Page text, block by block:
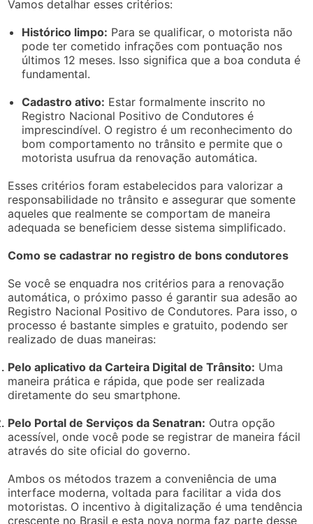
Vamos detalhar esses critérios:
Histórico limpo: Para se qualificar, o motorista não
pode ter cometido infrações com pontuação nos
últimos 12 meses. Isso significa que a boa conduta é
fundamental.
Cadastro ativo: Estar formalmente inscrito no
Registro Nacional Positivo de Condutores é
imprescindível. O registro é um reconhecimento do
bom comportamento no trânsito e permite que o
motorista usufrua da renovação automática.
Esses critérios foram estabelecidos para valorizar a
responsabilidade no trânsito e assegurar que somente
aqueles que realmente se comportam de maneira
adequada se beneficiem desse sistema simplificado.
Como se cadastrar no registro de bons condutores
Se você se enquadra nos critérios para a renovação
automática, o próximo passo é garantir sua adesão ao
Registro Nacional Positivo de Condutores. Para isso, o
processo é bastante simples e gratuito, podendo ser
realizado de duas maneiras:
Pelo aplicativo da Carteira Digital de Trânsito: Uma
maneira prática e rápida, que pode ser realizada
diretamente do seu smartphone.
Pelo Portal de Serviços da Senatran: Outra opção
acessível, onde você pode se registrar de maneira fácil
através do site oficial do governo.
Ambos os métodos trazem a conveniência de uma
interface moderna, voltada para facilitar a vida dos
motoristas. O incentivo à digitalização é uma tendência
crescente no Brasil e esta nova norma faz parte desse